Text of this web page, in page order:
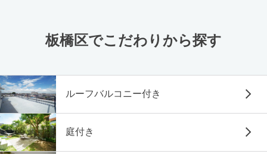
板橋区でこだわりから探す
ルーフバルコニー付き
庭付き